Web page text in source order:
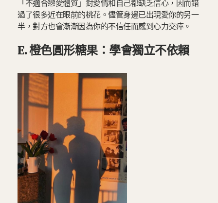
「不適合戀愛體質」對愛情和自己都缺乏信心，因而錯
過了很多近在眼前的桃花。儘管身邊已出現愛你的另一
半，對方也會漸漸因為你的不信任而感到心力交瘁。
E. 橙色圓形糖果：學會獨立不依賴